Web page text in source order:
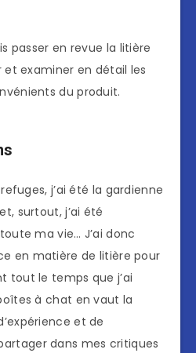
passer en revue la litière
et examiner en détail les
du produit.
j’ai été la gardienne
surtout, j’ai été
ma vie… J’ai donc
en matière de litière pour
tout le temps que j’ai
à chat en vaut la
et de
dans mes critiques